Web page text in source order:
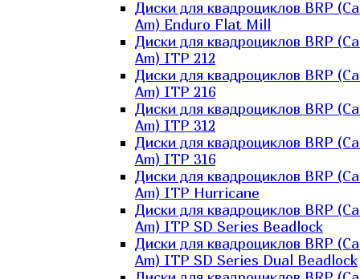
Диски для квадроциклов BRP
Am) Enduro Flat Mill
Диски для квадроциклов BRP
Am) ITP 212
Диски для квадроциклов BRP
Am) ITP 216
Диски для квадроциклов BRP
Am) ITP 312
Диски для квадроциклов BRP
Am) ITP 316
Диски для квадроциклов BRP
Am) ITP Hurricane
Диски для квадроциклов BRP
Am) ITP SD Series Beadlock
Диски для квадроциклов BRP
Am) ITP SD Series Dual Beadlock